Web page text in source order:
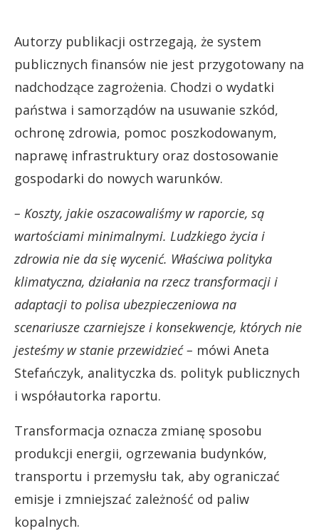
Autorzy publikacji ostrzegają, że system
publicznych finansów nie jest przygotowany na
nadchodzące zagrożenia. Chodzi o wydatki
państwa i samorządów na usuwanie szkód,
ochronę zdrowia, pomoc poszkodowanym,
naprawę infrastruktury oraz dostosowanie
gospodarki do nowych warunków.
– Koszty, jakie oszacowaliśmy w raporcie, są
wartościami minimalnymi. Ludzkiego życia i
zdrowia nie da się wycenić. Właściwa polityka
klimatyczna, działania na rzecz transformacji i
adaptacji to polisa ubezpieczeniowa na
scenariusze czarniejsze i konsekwencje, których nie
jesteśmy w stanie przewidzieć – mówi Aneta
Stefańczyk, analityczka ds. polityk publicznych
i współautorka raportu.
Transformacja oznacza zmianę sposobu
produkcji energii, ogrzewania budynków,
transportu i przemysłu tak, aby ograniczać
emisje i zmniejszać zależność od paliw
kopalnych.